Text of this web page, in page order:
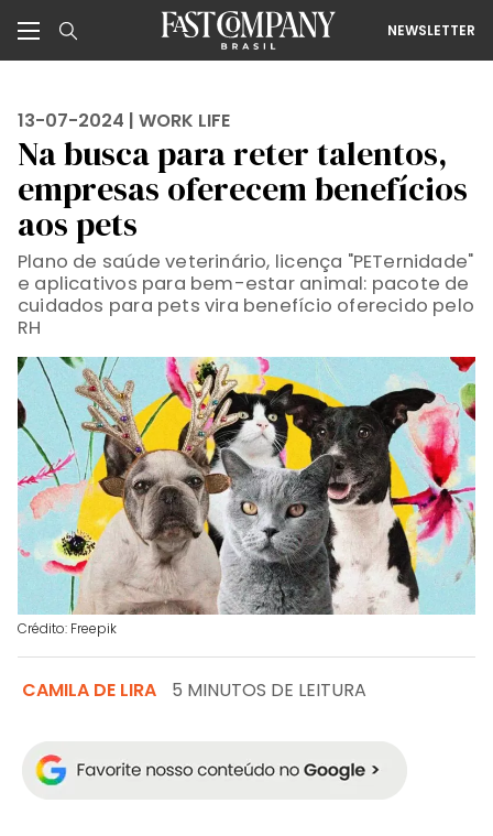
NEWSLETTER
13-07-2024 | WORK LIFE
Na busca para reter talentos,
empresas oferecem benefícios
aos pets
Plano de saúde veterinário, licença "PETernidade"
e aplicativos para bem-estar animal: pacote de
cuidados para pets vira benefício oferecido pelo
RH
Crédito: Freepik
CAMILA DE LIRA 5 MINUTOS DE LEITURA